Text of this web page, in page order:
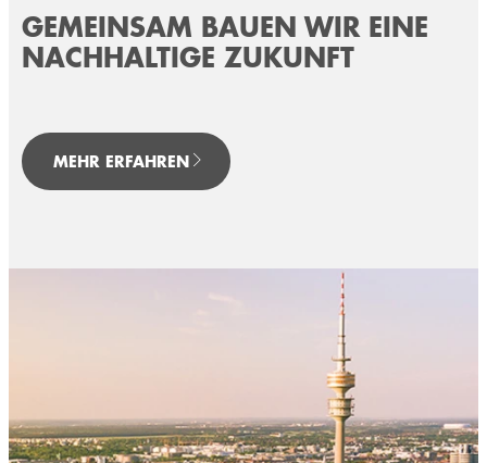
GEMEINSAM BAUEN WIR EINE
NACHHALTIGE ZUKUNFT
MEHR ERFAHREN